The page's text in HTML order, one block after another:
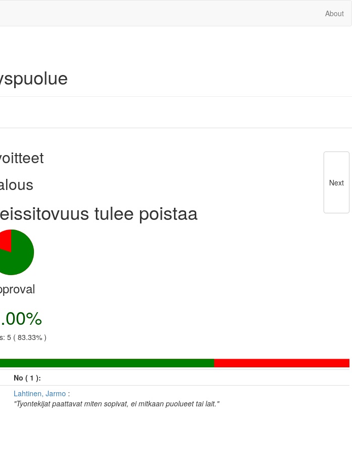
About
tulee poistaa
Next
5 ( 83.33% )
No ( 1 ):
Lahtinen, Jarmo :
"Tyontekijat paattavat miten sopivat, ei mitkaan puolueet tai lait."